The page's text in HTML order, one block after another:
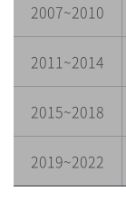
2007~2010
2011~2014
2015~2018
2019~2022